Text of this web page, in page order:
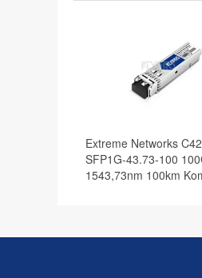
Extreme Networks
SFP1G-43.73-100
1543,73nm 100km